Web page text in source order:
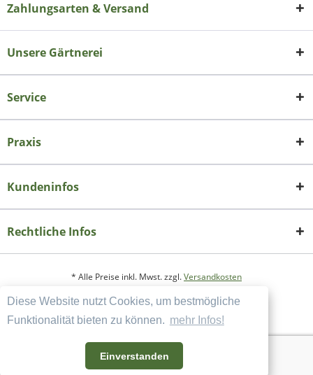
Diese Website nutzt Cookies, um bestmögliche
Funktionalität bieten zu können. mehr Infos!
Einverstanden
Zahlungsarten & Versand
Unsere Gärtnerei
Service
Praxis
Kundeninfos
Rechtliche Infos
* Alle Preise inkl. Mwst. zzgl.Versandkosten
Copyright
Datenschutzerklärung
Widerrufsbelehrung und Muster-Widerrufsformular
AGB und Kundeninformation